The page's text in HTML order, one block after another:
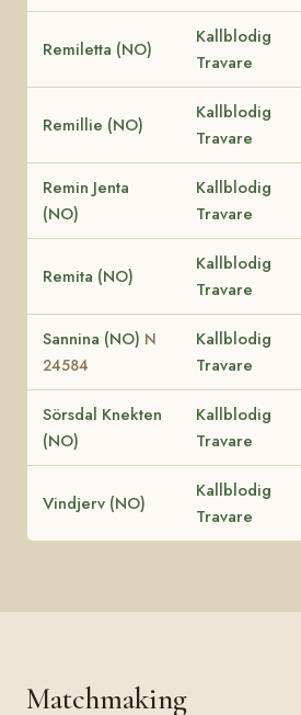
Remiletta (NO)
Kallblodig
Travare
Remillie (NO)
Kallblodig
Travare
Remin Jenta
(NO)
Kallblodig
Travare
Remita (NO)
Kallblodig
Travare
Sannina (NO) N
24584
Kallblodig
Travare
Sörsdal Knekten
(NO)
Kallblodig
Travare
Vindjerv (NO)
Kallblodig
Travare
Matchmaking